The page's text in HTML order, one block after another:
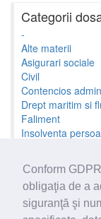
Conform
obligaţia de a
siguranţă şi
Categorii
-
Alte materii
Asigurari sociale
Civil
Contencios
Drept maritim si
Faliment
Insolventa
Minori si familie
Penal
Proprietate